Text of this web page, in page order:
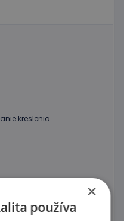
kreslenia
×
používa